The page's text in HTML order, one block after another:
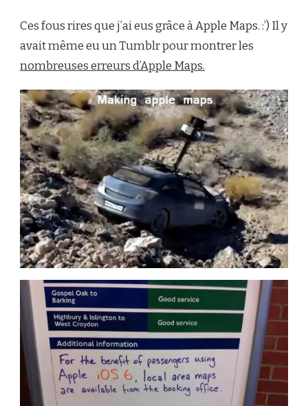
Ces fous rires que j’ai eus grâce à Apple Maps. :’) Il y
avait même eu un Tumblr pour montrer les
nombreuses erreurs d’Apple Maps.